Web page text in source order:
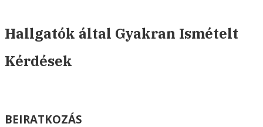
Hallgatók által Gyakran Ismételt
Kérdések
BEIRATKOZÁS